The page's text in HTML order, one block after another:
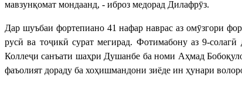
мавзунқомат мондаанд, - иброз медорад Дилафрӯз.
Дар шуъбаи фортепиано 41 нафар наврас аз омӯзгори
русӣ ва тоҷикӣ сурат мегирад. Фотимабону аз 9-
Коллеҷи санъати шаҳри Душанбе ба номи Аҳмад
фаъолият дораду ба хоҳишмандони зиёде ин ҳунари